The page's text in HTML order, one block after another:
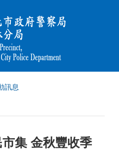
訊息
集 金秋豐收季